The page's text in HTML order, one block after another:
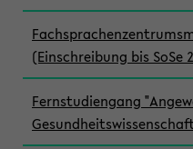
(Einschreibung bis SoSe
Fernstudiengang